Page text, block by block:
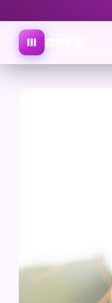
欧美影视